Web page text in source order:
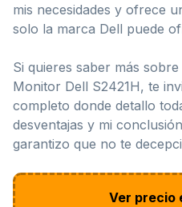
mis necesidades y ofrece
solo la marca Dell puede
Si quieres saber más
Monitor Dell S2421H, te
completo donde detallo
desventajas y mi
garantizo que no te
Ver precio